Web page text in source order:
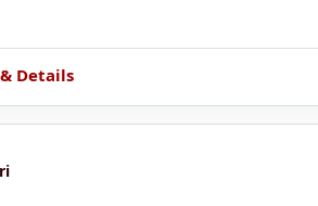
Details